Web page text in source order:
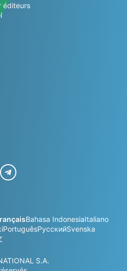
éditeurs
Bahasa IndonesiaItaliano
PortuguêsРусскийSvenska
S.A.